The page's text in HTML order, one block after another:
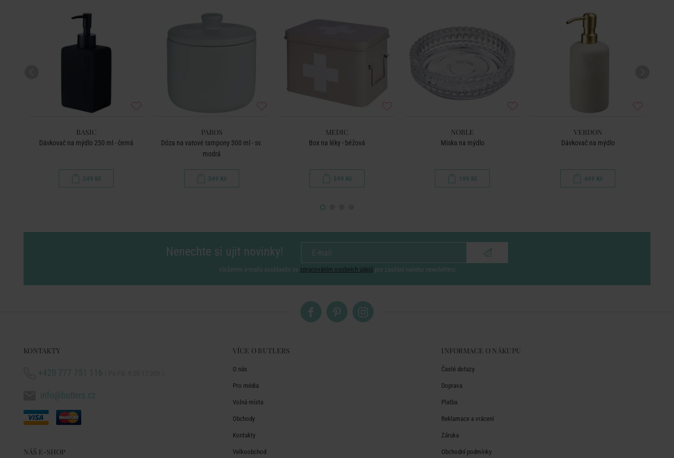
BASIC
Dávkovač na mýdlo 250 ml - černá
249 Kč
PAROS
Dóza na vatové tampony 300 ml - sv.
modrá
349 Kč
MEDIC
Box na léky - béžová
599 Kč
NOBLE
Miska na mýdlo
199 Kč
VERDON
Dávkovač na mýdlo
449 Kč
Nenechte si ujít novinky!
vložením e-mailu souhlasíte se zpracováním osobních údajů pro zasílání našeho newsletteru
KONTAKTY
+420 777 751 116
info@butlers.cz
NÁŠ E-SHOP
VÍCE O BUTLERS
O nás
Pro média
Volná místa
Obchody
Kontakty
Velkoobchod
INFORMACE O NÁKUPU
Časté dotazy
Doprava
Platba
Reklamace a vrácení
Záruka
Obchodní podmínky